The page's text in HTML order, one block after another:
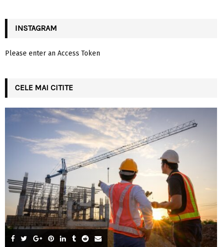
INSTAGRAM
Please enter an Access Token
CELE MAI CITITE